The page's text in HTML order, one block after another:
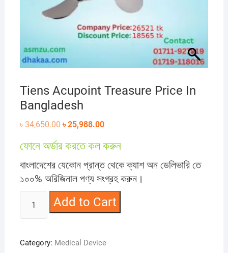
Tiens Acupoint Treasure Price In
Bangladesh
৳34,650.00 Original
price
৳ 34,650.00.
৳25,988.00Current
৳ 25,988.00.
ফোনে অর্ডার করতে কল করুন
বাংলাদেশের যেকোন প্রান্ত থেকে ক্যাশ অন ডেলিভারি তে
১০০% অরিজিনাল পণ্য সংগ্রহ করুন।
Acupoint
Treasure
In
Add to Cart
Category: Medical Device